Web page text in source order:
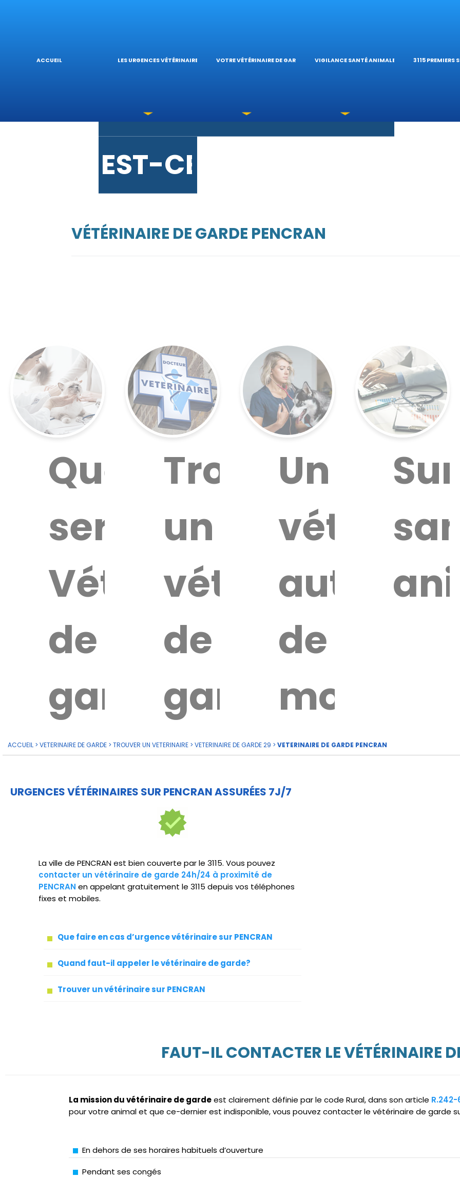
ACCUEIL LES URGENCES VÉTÉRINAIRES
URGENCES
LES INTOXICATIONS
EST-CE UNE URGENCE?
VOTRE VÉTÉRINAIRE DE GARDE
L’HÔPITAL
VÉTÉRINAIRES DU
VIGILANCE SANTÉ ANIMALE
GUIDES
3115 PREMIERS
VÉTÉRINAIRE DE GARDE PENCRAN
Quel
service
Vétérinaire
de
garde?
Trouver
un
vétérinaire
de
garde
Un
autour
de
moi
ACCUEIL > VETERINAIRE DE GARDE > TROUVER UN VETERINAIRE > VETERINAIRE DE GARDE 29 > VETERINAIRE DE GARDE PENCRAN
URGENCES VÉTÉRINAIRES SUR PENCRAN ASSURÉES 7J/7
La ville de PENCRAN est bien couverte par le 3115. Vous pouvez
contacter un vétérinaire de garde 24h/24 à proximité de
PENCRAN en appelant gratuitement le 3115 depuis vos téléphones
fixes et mobiles.
Que faire en cas d’urgence vétérinaire sur PENCRAN
Quand faut-il appeler le vétérinaire de garde?
Trouver un vétérinaire sur PENCRAN
FAUT-IL CONTACTER LE VÉTÉRINAIRE
La mission du vétérinaire de gardeest clairement définie par le code Rural, dans son article R.242-
pour votre animal et que ce-dernier est indisponible, vous pouvez contacter le vétérinaire de garde sur
En dehors de ses horaires habituels d’ouverture
Pendant ses congés